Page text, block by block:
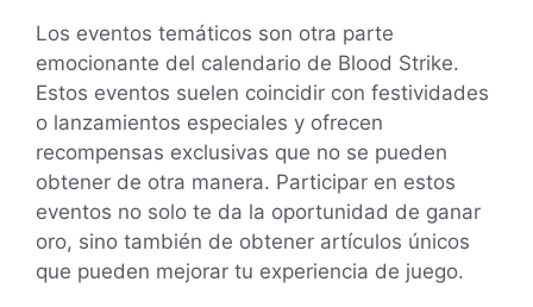
Los eventos temáticos son otra parte
emocionante del calendario de Blood Strike.
Estos eventos suelen coincidir con festividades
o lanzamientos especiales y ofrecen
recompensas exclusivas que no se pueden
obtener de otra manera. Participar en estos
eventos no solo te da la oportunidad de ganar
oro, sino también de obtener artículos únicos
que pueden mejorar tu experiencia de juego.